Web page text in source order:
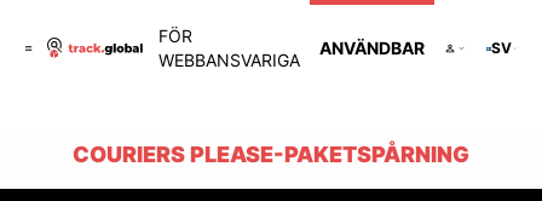
FÖR
WEBBANSVARIGA
ANVÄNDBAR SV
COURIERS PLEASE-PAKETSPÅRNING